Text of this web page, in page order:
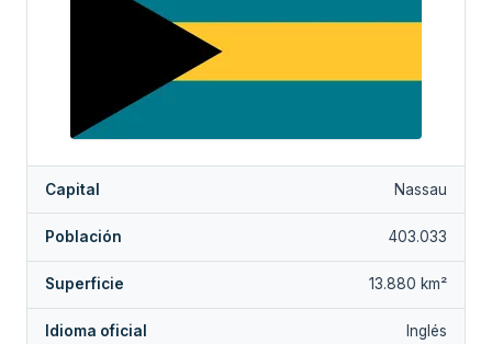
Capital Nassau
Población 403.033
Superficie 13.880 km²
Idioma oficial Inglés